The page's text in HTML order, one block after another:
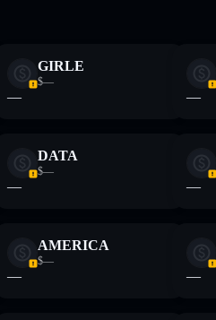
GIRLE
$—
— —
DATA
$—
— —
AMERICA
$—
— —